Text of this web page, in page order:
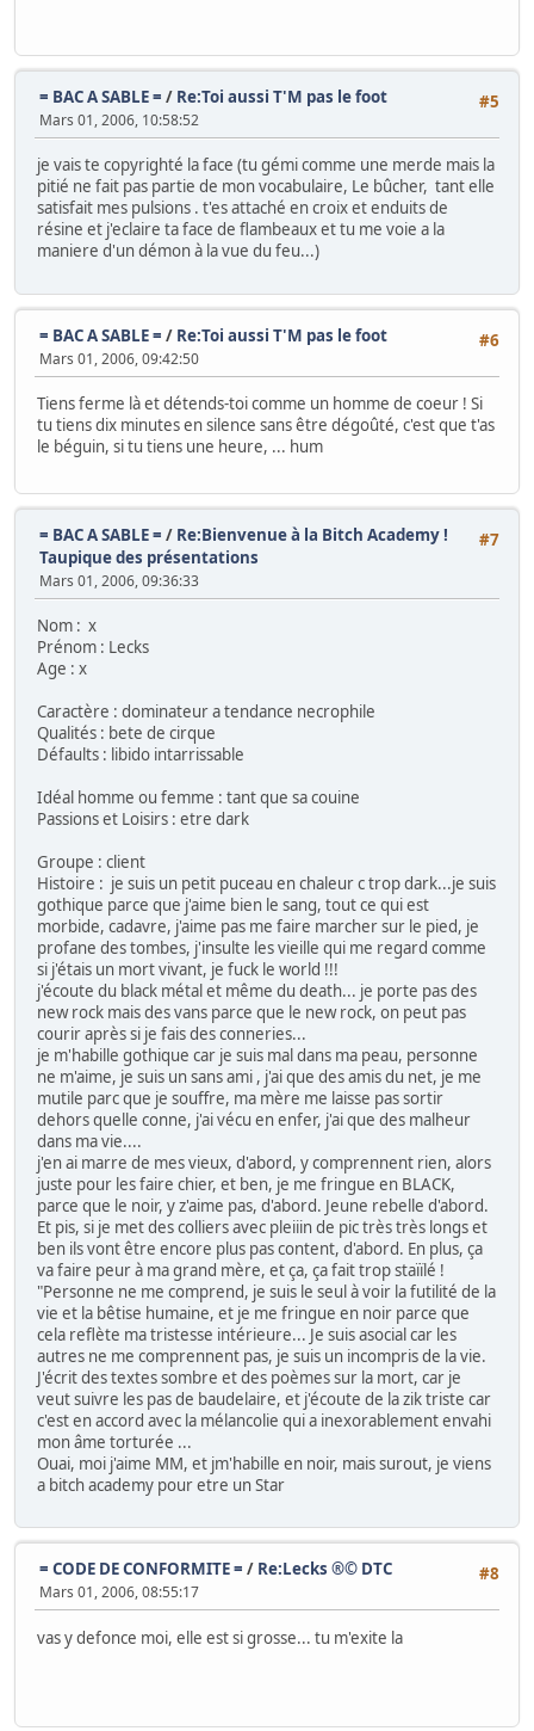
#5
= BAC A SABLE = / Re:Toi aussi T'M pas le foot
Mars 01, 2006, 10:58:52
je vais te copyrighté la face (tu gémi comme une merde mais la
pitié ne fait pas partie de mon vocabulaire, Le bûcher, tant elle
satisfait mes pulsions . t'es attaché en croix et enduits de
résine et j'eclaire ta face de flambeaux et tu me voie a la
maniere d'un démon à la vue du feu...)
#6
= BAC A SABLE = / Re:Toi aussi T'M pas le foot
Mars 01, 2006, 09:42:50
Tiens ferme là et détends-toi comme un homme de coeur ! Si
tu tiens dix minutes en silence sans être dégoûté, c'est que t'as
le béguin, si tu tiens une heure, ... hum
#7
= BAC A SABLE = / Re:Bienvenue à la Bitch Academy !
Taupique des présentations
Mars 01, 2006, 09:36:33
Nom : x
Prénom : Lecks
Age : x
Caractère : dominateur a tendance necrophile
Qualités : bete de cirque
Défaults : libido intarrissable
Idéal homme ou femme : tant que sa couine
Passions et Loisirs : etre dark
Groupe : client
Histoire : je suis un petit puceau en chaleur c trop dark...je suis
gothique parce que j'aime bien le sang, tout ce qui est
morbide, cadavre, j'aime pas me faire marcher sur le pied, je
profane des tombes, j'insulte les vieille qui me regard comme
si j'étais un mort vivant, je fuck le world !!!
j'écoute du black métal et même du death... je porte pas des
new rock mais des vans parce que le new rock, on peut pas
courir après si je fais des conneries...
je m'habille gothique car je suis mal dans ma peau, personne
ne m'aime, je suis un sans ami , j'ai que des amis du net, je me
mutile parc que je souffre, ma mère me laisse pas sortir
dehors quelle conne, j'ai vécu en enfer, j'ai que des malheur
dans ma vie....
j'en ai marre de mes vieux, d'abord, y comprennent rien, alors
juste pour les faire chier, et ben, je me fringue en BLACK,
parce que le noir, y z'aime pas, d'abord. Jeune rebelle d'abord.
Et pis, si je met des colliers avec pleiiin de pic très très longs et
ben ils vont être encore plus pas content, d'abord. En plus, ça
va faire peur à ma grand mère, et ça, ça fait trop staïïlé !
"Personne ne me comprend, je suis le seul à voir la futilité de la
vie et la bêtise humaine, et je me fringue en noir parce que
cela reflète ma tristesse intérieure... Je suis asocial car les
autres ne me comprennent pas, je suis un incompris de la vie.
J'écrit des textes sombre et des poèmes sur la mort, car je
veut suivre les pas de baudelaire, et j'écoute de la zik triste car
c'est en accord avec la mélancolie qui a inexorablement envahi
mon âme torturée ...
Ouai, moi j'aime MM, et jm'habille en noir, mais surout, je viens
a bitch academy pour etre un Star
#8
= CODE DE CONFORMITE = / Re:Lecks ®© DTC
Mars 01, 2006, 08:55:17
vas y defonce moi, elle est si grosse... tu m'exite la